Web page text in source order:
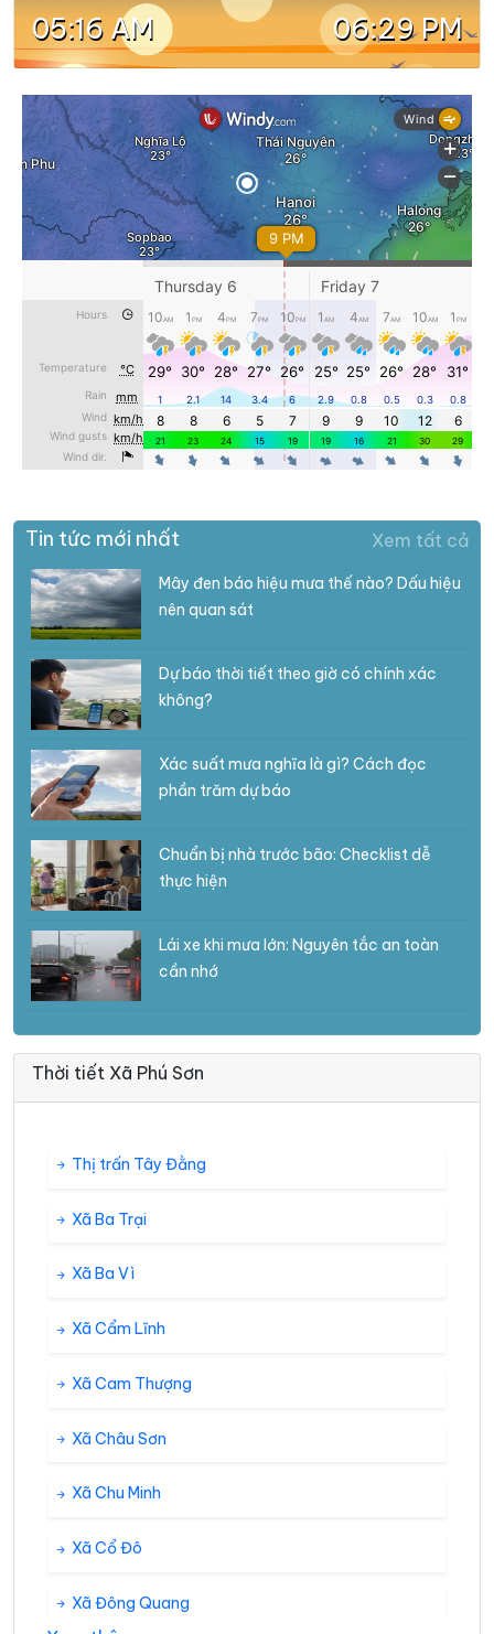
05:16 AM 06:29 PM
Tin tức mới nhất Xem tất cả
Mây đen báo hiệu mưa thế nào? Dấu hiệu
nên quan sát
Dự báo thời tiết theo giờ có chính xác
không?
Xác suất mưa nghĩa là gì? Cách đọc
phần trăm dự báo
Chuẩn bị nhà trước bão: Checklist dễ
thực hiện
Lái xe khi mưa lớn: Nguyên tắc an toàn
cần nhớ
Thời tiết Xã Phú Sơn
Thị trấn Tây Đằng
Xã Ba Trại
Xã Ba Vì
Xã Cẩm Lĩnh
Xã Cam Thượng
Xã Châu Sơn
Xã Chu Minh
Xã Cổ Đô
Xã Đông Quang